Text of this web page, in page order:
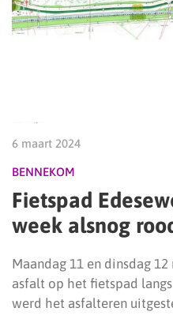
6 maart 2024
BENNEKOM
Fietspad
week alsnog
Maandag 11 en dinsdag
asfalt op het fietspad
werd het asfalteren